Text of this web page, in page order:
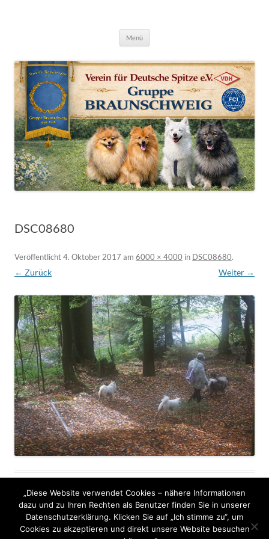
Menü
DSC08680
Veröffentlicht4. Oktober 2017 am 6000 × 4000 in DSC08680.
← Zurück Weiter →
„Diese Website verwendet Cookies – nähere Informationen
dazu und zu Ihren Rechten als Benutzer finden Sie in unserer
Datenschutzerklärung. Klicken Sie auf „Ich stimme zu“, um
Cookies zu akzeptieren und direkt unsere Website besuchen